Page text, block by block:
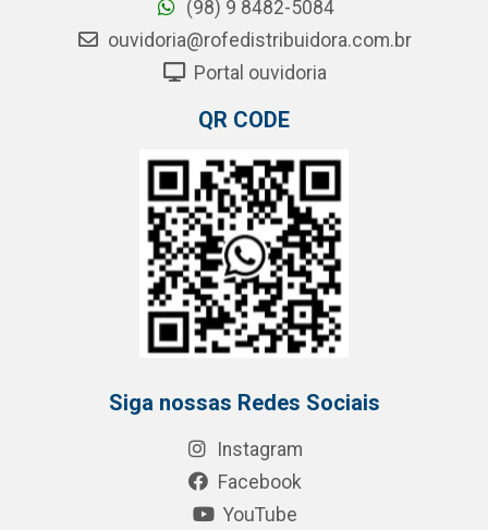
(98) 9 8482-5084
ouvidoria@rofedistribuidora.com.br
Portal ouvidoria
QR CODE
Siga nossas Redes Sociais
Instagram
Facebook
YouTube